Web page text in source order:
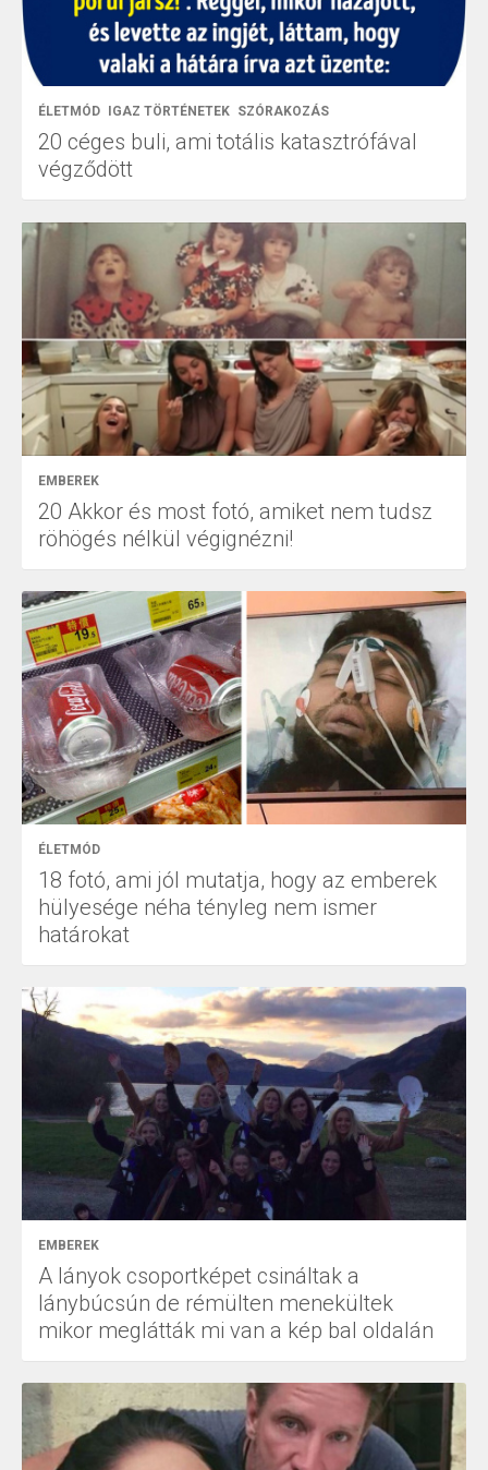
ÉLETMÓD IGAZ TÖRTÉNETEK SZÓRAKOZÁS
20 céges buli, ami totális katasztrófával
végződött
EMBEREK
20 Akkor és most fotó, amiket nem tudsz
röhögés nélkül végignézni!
ÉLETMÓD
18 fotó, ami jól mutatja, hogy az emberek
hülyesége néha tényleg nem ismer
határokat
EMBEREK
A lányok csoportképet csináltak a
lánybúcsún de rémülten menekültek
mikor meglátták mi van a kép bal oldalán